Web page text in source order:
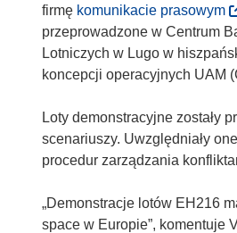
firmę komunikacie prasowym(
o
d
n
ś
n
i
o
t
przeprowadzone w Centrum
Lotniczych w Lugo w
koncepcji operacyjnych UAM
Loty demonstracyjne zostały
scenariuszy. Uwzględniały
procedur zarządzania
„Demonstracje lotów EH216
space w Europie”, komentuje